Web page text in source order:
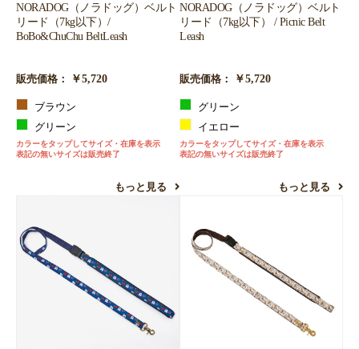
NORADOG（ノラドッグ）ベルト
リード（7kg以下）/
BoBo&ChuChu BeltLeash
販売価格： ￥5,720
ブラウン
グリーン
カラーをタップしてサイズ・在庫を表示
表記の無いサイズは販売終了
もっと見る
NORADOG（ノラドッグ）ベルト
リード（7kg以下） / Picnic Belt
Leash
販売価格： ￥5,720
グリーン
イエロー
カラーをタップしてサイズ・在庫を表示
表記の無いサイズは販売終了
もっと見る